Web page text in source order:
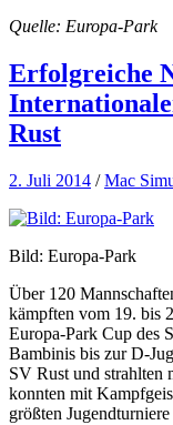
Quelle: Europa-Park
Erfolgreiche
Rust
2. Juli 2014 /Mac
Bild: Europa-Park
Über 120
kämpften vom 19. bis
Europa-Park Cup des
Bambinis bis zur D-
SV Rust und strahlten
konnten mit
größten